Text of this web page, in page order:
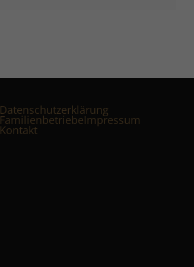
Datenschutzerklärung
FamilienbetriebeImpressum
Kontakt